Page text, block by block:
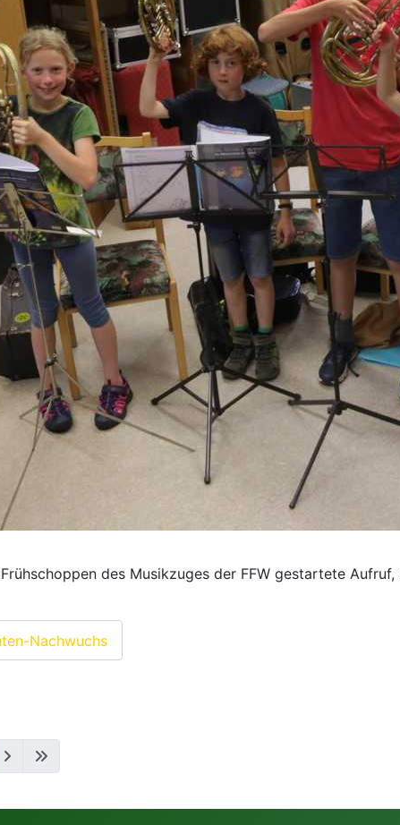
des Musikzuges der FFW gestartete
Nachwuchs